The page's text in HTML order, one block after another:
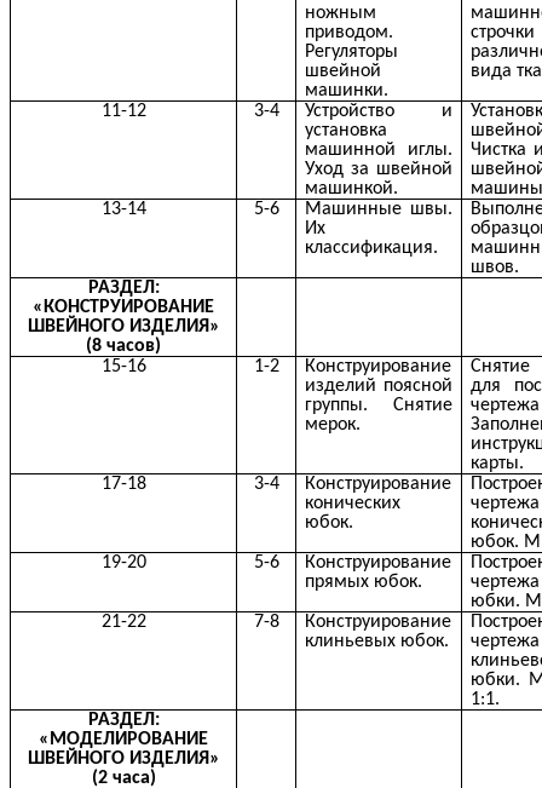
ножным
приводом.
Регуляторы
швейной
машинки.
вида
11-12 3-4
Устройство и
установка
машинной иглы.
Уход за швейной
машинкой.
Чистка
13-14
5-6
Машинные швы.
Их
классификация.
швов.
РАЗДЕЛ:
«КОНСТРУИРОВАНИЕ
ШВЕЙНОГО ИЗДЕЛИЯ»
(8 часов)
15-16
1-2
Конструирование
изделий поясной
группы. Снятие
мерок.
для
карты.
17-18
3-4
Конструирование
конических
юбок.
чертежа
юбок. М
19-20
5-6
Конструирование
прямых юбок.
юбки. М
21-22
7-8
Конструирование
клиньевых юбок.
чертежа
юбки.
1:1.
РАЗДЕЛ:
«МОДЕЛИРОВАНИЕ
ШВЕЙНОГО ИЗДЕЛИЯ»
(2 часа)